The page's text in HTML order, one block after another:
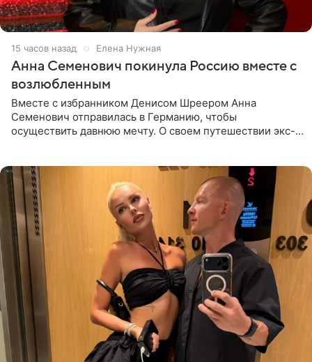
15 часов назад Елена Нужная
Анна Семенович покинула Россию вместе с
возлюбленным
Вместе с избранником Денисом Шреером Анна
Семенович отправилась в Германию, чтобы
осуществить давнюю мечту. О своем путешествии экс-